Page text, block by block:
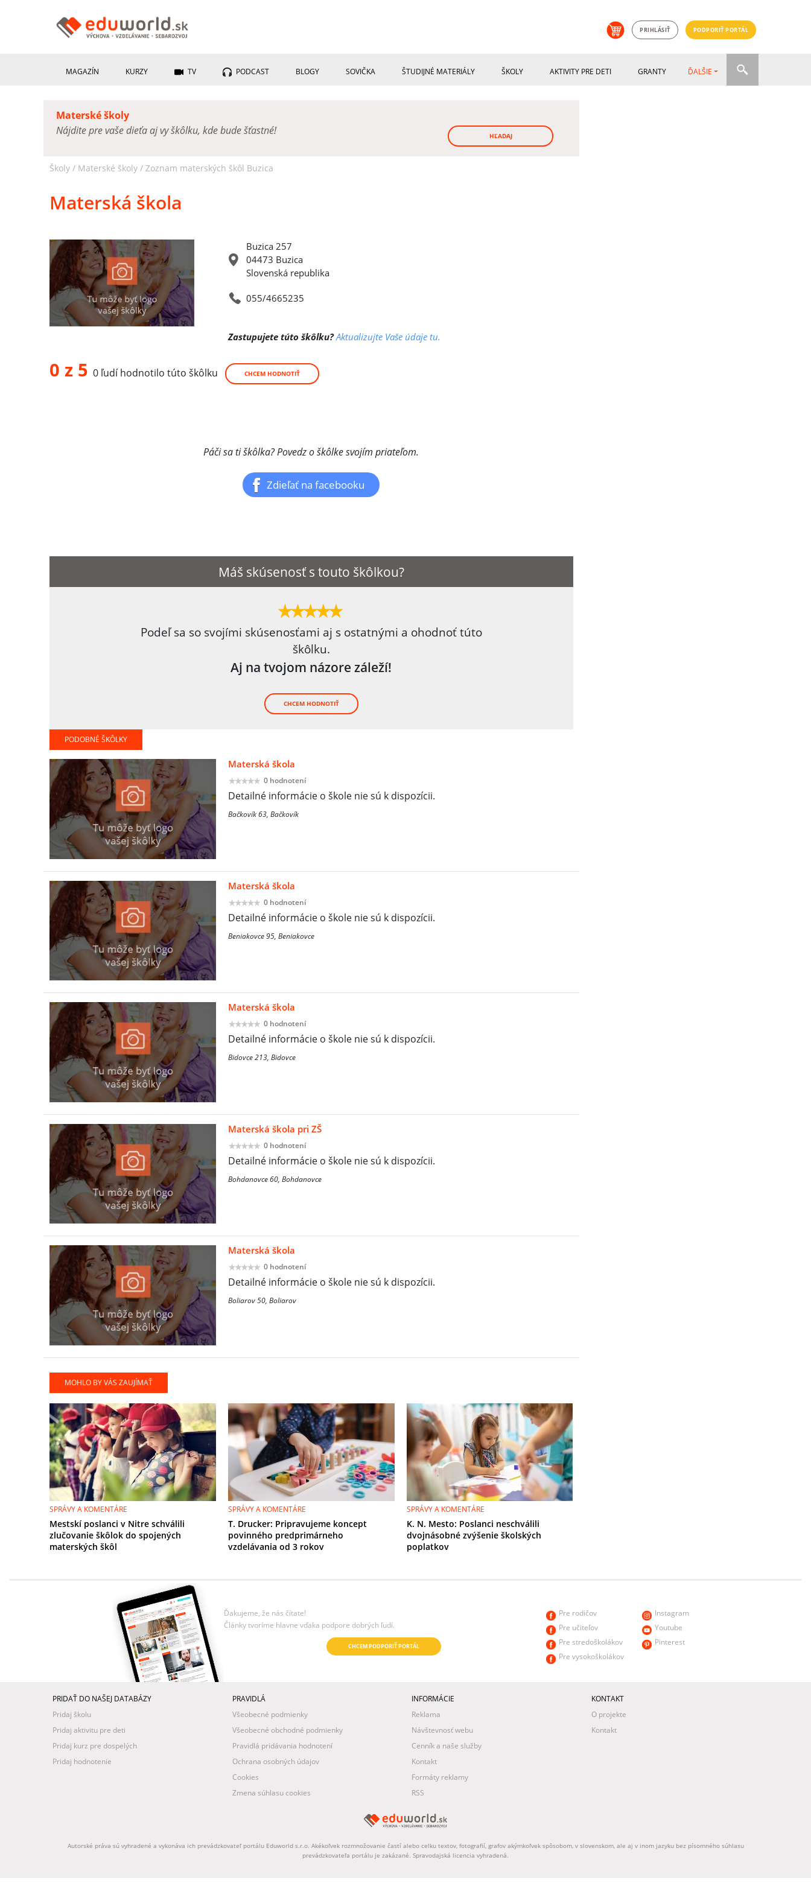
PRIHLÁSIŤ PODPORIŤ PORTÁL
MAGAZÍN KURZY TV PODCAST BLOGY SOVIČKA ŠTUDIJNÉ MATERIÁLY ŠKOLY AKTIVITY PRE DETI GRANTY ĎALŠIE
Materské školy
Nájdite pre vaše dieťa aj vy škôlku, kde bude šťastné!
HĽADAJ
Školy / Materské školy / Zoznam materských škôl Buzica
Materská škola
Buzica 257
04473 Buzica
Slovenská republika
055/4665235
Zastupujete túto škôlku? Aktualizujte Vaše údaje tu.
0 z 5 0 ľudí hodnotilo túto škôlku CHCEM HODNOTIŤ
Páči sa ti škôlka? Povedz o škôlke svojím priateľom.
Zdieľať na facebooku
Máš skúsenosť s touto škôlkou?
Podeľ sa so svojími skúsenosťami aj s ostatnými a ohodnoť túto
škôlku.
Aj na tvojom názore záleží!
CHCEM HODNOTIŤ
PODOBNÉ ŠKÔLKY
Materská škola
0 hodnotení
Detailné informácie o škole nie sú k dispozícii.
Bačkovík 63, Bačkovík
Materská škola
0 hodnotení
Detailné informácie o škole nie sú k dispozícii.
Beniakovce 95, Beniakovce
Materská škola
0 hodnotení
Detailné informácie o škole nie sú k dispozícii.
Bidovce 213, Bidovce
Materská škola pri ZŠ
0 hodnotení
Detailné informácie o škole nie sú k dispozícii.
Bohdanovce 60, Bohdanovce
Materská škola
0 hodnotení
Detailné informácie o škole nie sú k dispozícii.
Boliarov 50, Boliarov
MOHLO BY VÁS ZAUJÍMAŤ
SPRÁVY A KOMENTÁRE
Mestskí poslanci v Nitre schválili
zlučovanie škôlok do spojených
materských škôl
SPRÁVY A KOMENTÁRE
T. Drucker: Pripravujeme koncept
povinného predprimárneho
vzdelávania od 3 rokov
SPRÁVY A KOMENTÁRE
K. N. Mesto: Poslanci neschválili
dvojnásobné zvýšenie školských
poplatkov
Ďakujeme, že nás čítate!
Články tvoríme hlavne vďaka podpore dobrých ľudí.
CHCEM PODPORIŤ PORTÁL
Pre rodičov
Pre učiteľov
Pre stredoškolákov
Pre vysokoškolákov
Instagram
Youtube
Pinterest
PRIDAŤ DO NAŠEJ DATABÁZY
Pridaj školu
Pridaj aktivitu pre deti
Pridaj kurz pre dospelých
Pridaj hodnotenie
PRAVIDLÁ
Všeobecné podmienky
Všeobecné obchodné podmienky
Pravidlá pridávania hodnotení
Ochrana osobných údajov
Cookies
Zmena súhlasu cookies
INFORMÁCIE
Reklama
Návštevnosť webu
Cenník a naše služby
Kontakt
Formáty reklamy
RSS
KONTAKT
O projekte
Kontakt
Autorské práva sú vyhradené a vykonáva ich prevádzkovateľ portálu Eduworld s.r.o. Akékoľvek rozmnožovanie častí alebo celku textov, fotografií, grafov akýmkoľvek spôsobom, v slovenskom, ale aj v inom jazyku bez písomného súhlasu
prevádzkovateľa portálu je zakázané. Spravodajská licencia vyhradená.